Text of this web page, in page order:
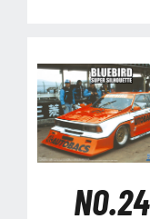
NO.24